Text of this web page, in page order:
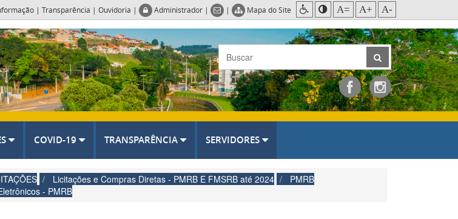
| Transparência | Ouvidoria | Administrador | | Mapa do Site A= A+ A-
COVID-19 TRANSPARÊNCIA SERVIDORES
Licitações e Compras Diretas - PMRB E FMSRB até 2024
PMRB
- PMRB